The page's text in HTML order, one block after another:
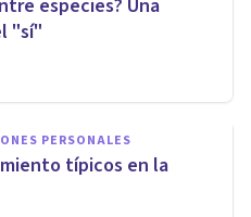
especies? Una
"sí"
PERSONALES
típicos en la